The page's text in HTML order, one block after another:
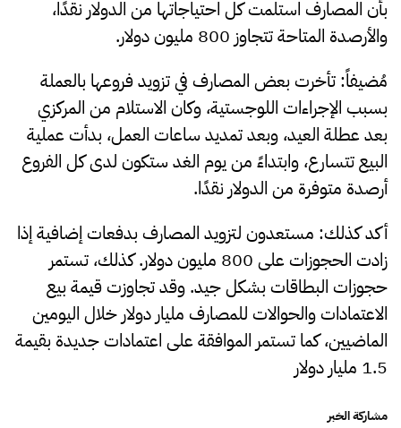
بأن المصارف استلمت كل احتياجاتها من الدولار نقدًا،
والأرصدة المتاحة تتجاوز 800 مليون دولار.
مُضيفاً: تأخرت بعض المصارف في تزويد فروعها بالعملة
بسبب الإجراءات اللوجستية، وكان الاستلام من المركزي
بعد عطلة العيد، وبعد تمديد ساعات العمل، بدأت عملية
البيع تتسارع، وابتداءً من يوم الغد ستكون لدى كل الفروع
أرصدة متوفرة من الدولار نقدًا.
أكد كذلك: مستعدون لتزويد المصارف بدفعات إضافية إذا
زادت الحجوزات على 800 مليون دولار. كذلك، تستمر
حجوزات البطاقات بشكل جيد. وقد تجاوزت قيمة بيع
الاعتمادات والحوالات للمصارف مليار دولار خلال اليومين
الماضيين، كما تستمر الموافقة على اعتمادات جديدة بقيمة
1.5 مليار دولار
مشاركة الخبر